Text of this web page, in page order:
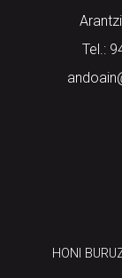
Tel.:
HONI